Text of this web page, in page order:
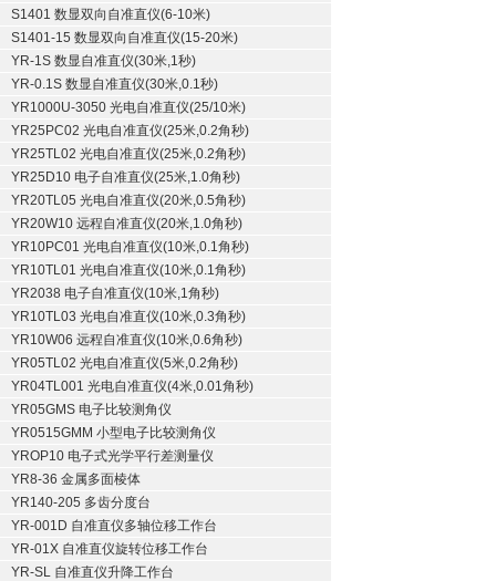
S1401 数显双向自准直仪(6-10米)
S1401-15 数显双向自准直仪(15-20米)
YR-1S 数显自准直仪(30米,1秒)
YR-0.1S 数显自准直仪(30米,0.1秒)
YR1000U-3050 光电自准直仪(25/10米)
YR25PC02 光电自准直仪(25米,0.2角秒)
YR25TL02 光电自准直仪(25米,0.2角秒)
YR25D10 电子自准直仪(25米,1.0角秒)
YR20TL05 光电自准直仪(20米,0.5角秒)
YR20W10 远程自准直仪(20米,1.0角秒)
YR10PC01 光电自准直仪(10米,0.1角秒)
YR10TL01 光电自准直仪(10米,0.1角秒)
YR2038 电子自准直仪(10米,1角秒)
YR10TL03 光电自准直仪(10米,0.3角秒)
YR10W06 远程自准直仪(10米,0.6角秒)
YR05TL02 光电自准直仪(5米,0.2角秒)
YR04TL001 光电自准直仪(4米,0.01角秒)
YR05GMS 电子比较测角仪
YR0515GMM 小型电子比较测角仪
YROP10 电子式光学平行差测量仪
YR8-36 金属多面棱体
YR140-205 多齿分度台
YR-001D 自准直仪多轴位移工作台
YR-01X 自准直仪旋转位移工作台
YR-SL 自准直仪升降工作台